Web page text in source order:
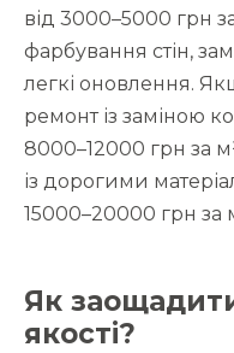
від 3000–5000 грн
фарбування стін,
легкі оновлення.
ремонт із заміною
8000–12000 грн за
із дорогими
15000–20000 грн за
Як
якості?